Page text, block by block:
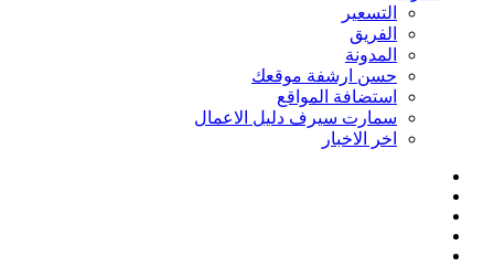
التسعير
الفريق
المدونة
حسن ارشفة موقعك
استضافة المواقع
سمارت سيرف دليل الاعمال
اخر الاخبار